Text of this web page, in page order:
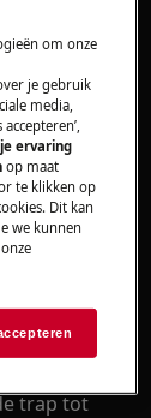
nieuwe
onze
vast te
een
trap tot
om onze
je gebruik
media,
je ervaring
op maat
te klikken op
Dit kan
we kunnen